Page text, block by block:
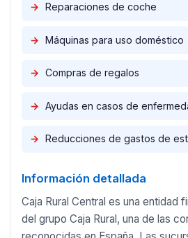
→ Reparaciones de coche
→ Máquinas para uso doméstico
→ Compras de regalos
→ Ayudas en casos de
→ Reducciones de gastos de
Información detallada
Caja Rural Central es una entidad
del grupo Caja Rural, una de las